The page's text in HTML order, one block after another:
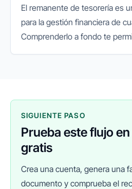
El remanente de tesorería es
para la gestión financiera de
Comprenderlo a fondo te
SIGUIENTE PASO
Prueba este flujo
gratis
Crea una cuenta, genera una
documento y comprueba el